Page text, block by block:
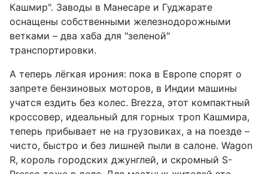
Кашмир". Заводы в Манесаре и Гуджарате
оснащены собственными железнодорожными
ветками – два хаба для "зеленой"
транспортировки.
А теперь лёгкая ирония: пока в Европе спорят о
запрете бензиновых моторов, в Индии машины
учатся ездить без колес. Brezza, этот компактный
кроссовер, идеальный для горных троп Кашмира,
теперь прибывает не на грузовиках, а на поезде –
чисто, быстро и без лишней пыли в салоне. Wagon
R, король городских джунглей, и скромный S-